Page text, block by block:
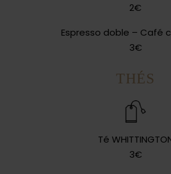
2€
Espresso doble – Café
3€
THÉS
Té
3€